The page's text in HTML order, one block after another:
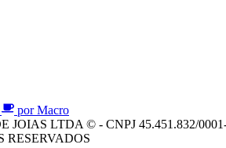
por Macro
JOIAS LTDA © - CNPJ 45.451.832/
RESERVADOS